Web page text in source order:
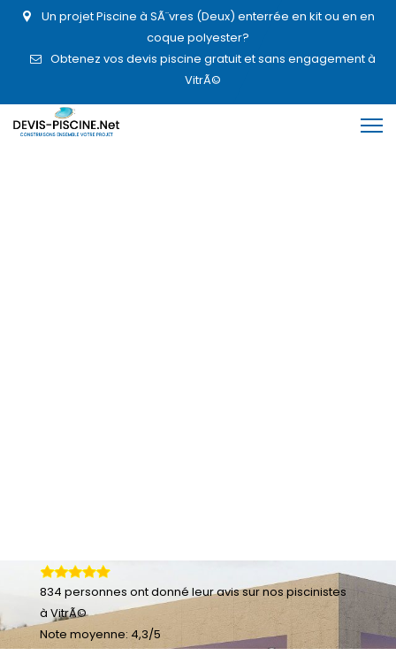
Un projet Piscine à SÃ¨vres (Deux) enterrée en kit ou en en
coque polyester?
Obtenez vos devis piscine gratuit et sans engagement à
VitrÃ©
834 personnes ont donné leuravis sur nos piscinistes
à VitrÃ©
Note moyenne: 4,3/5